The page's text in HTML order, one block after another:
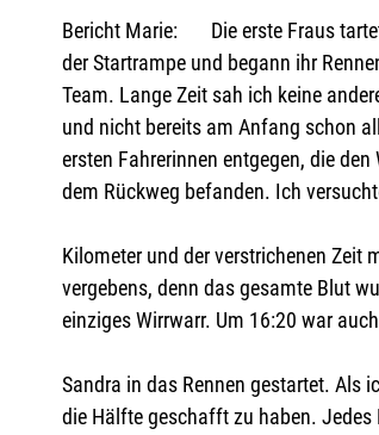
Bericht Marie:       Die erste Fraus
der Startrampe und begann ihr
Team. Lange Zeit sah ich keine
und nicht bereits am Anfang schon
ersten Fahrerinnen entgegen, die
dem Rückweg befanden. Ich
Kilometer und der verstrichenen Zeit
vergebens, denn das gesamte Blut
einziges Wirrwarr. Um 16:20 war
Sandra in das Rennen gestartet. Als
die Hälfte geschafft zu haben.